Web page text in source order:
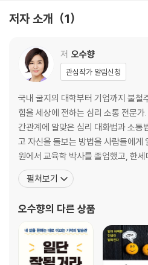
ㆍ낮말은 카카오톡이 듣고 밤말은 인스
ㆍ친구에게 열등감을 느낄 때
_ ‘나’에게만 있는 것을 찾는 법
ㆍ“너 때문이야”로 숨기고 싶은 마음
_ 아무것도 달라지지 않는 ‘남 탓’ 그만
ㆍ힘들고 지칠 때만 나를 찾는 사람들
_ 감정 쓰레기통에서 벗어나는 법
_ 나를 괴롭히는 참견 막는 법
2장 잊으려 하면 할수록 떠오르는 그때 그
저자 소개 1
저 오수향
관심작가 알림신청
국내 굴지의 대학부터 기업까지 불철
힘을 세상에 전하는 심리 소통 전문
간관계에 알맞은 심리 대화법과 소통
고 자신을 돌보는 방법을 사람들에게
원에서 교육학 박사를 졸업했고, 한
한국방송통신대학교 프라임칼리지
업과 기관, 학교 등에서 2,000여 회
의 프로그램에 출연하였으며, EBS <
펼쳐보기
오수향의 다른 상품